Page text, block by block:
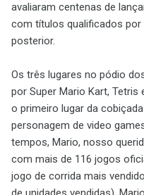
avaliaram centenas de
com títulos qualificados
posterior.
Os três lugares no pódio
por Super Mario Kart,
o primeiro lugar da
personagem de video
tempos, Mario, nosso
com mais de 116 jogos
jogo de corrida mais